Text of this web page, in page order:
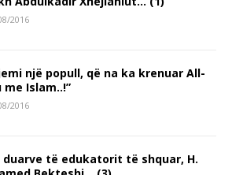
2016
një popull, që na ka krenuar All-
me Islam..!”
2016
duarve të edukatorit të shquar, H.